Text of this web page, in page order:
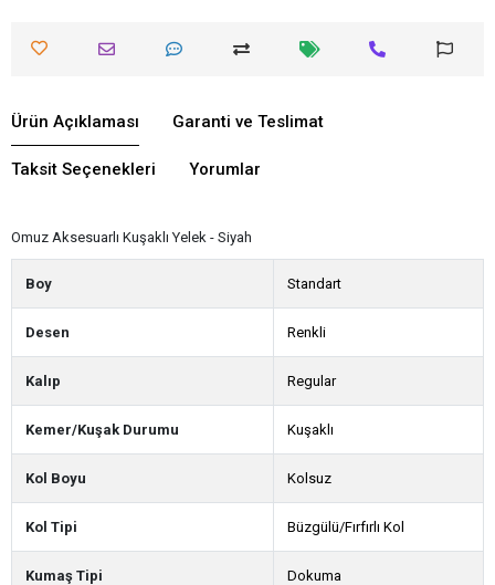
Ürün Açıklaması Garanti ve Teslimat
Taksit Seçenekleri Yorumlar
Omuz Aksesuarlı Kuşaklı Yelek - Siyah
Boy Standart
Desen Renkli
Kalıp Regular
Kemer/Kuşak Durumu Kuşaklı
Kol Boyu Kolsuz
Kol Tipi Büzgülü/Fırfırlı Kol
Kumaş Tipi Dokuma